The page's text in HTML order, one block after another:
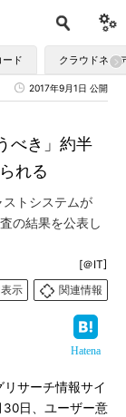
ード クラウドネイ
2017年9月1日 公開
べき」約半
れる
トシステムが
の結果を公表し
[＠IT]
示
関連情報
Hatena
サーチ情報サイ
30日、ユーザー意